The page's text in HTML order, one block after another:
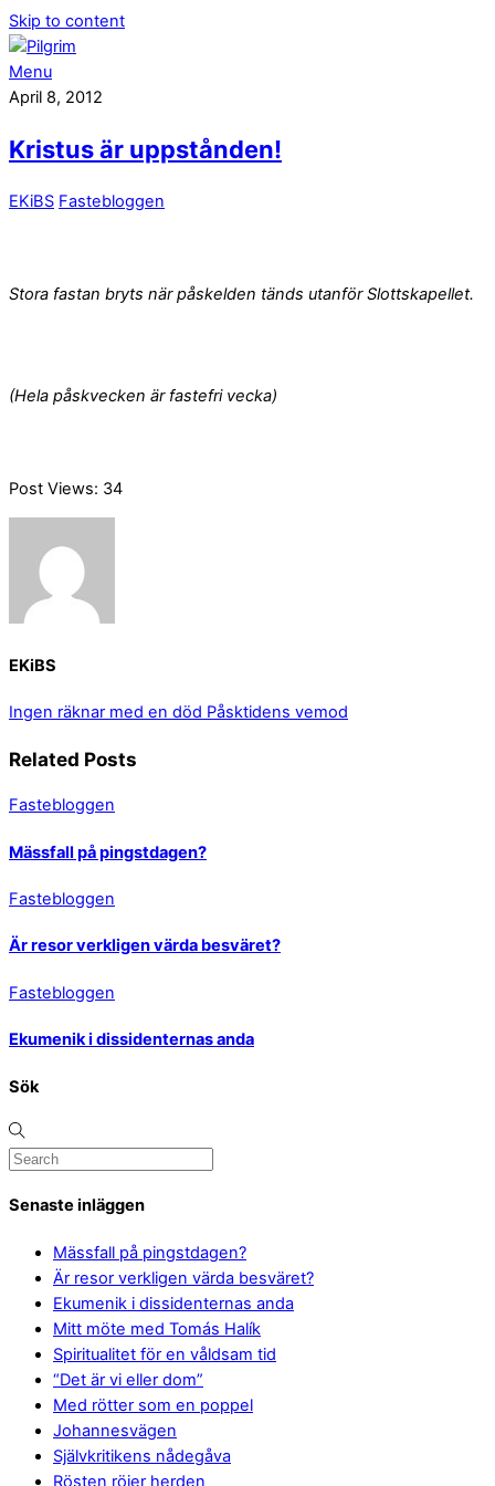
Skip to content
Menu
April 8, 2012
Kristus är uppstånden!
EKiBS Fastebloggen
Stora fastan bryts när påskelden tänds utanför Slottskapellet.
(Hela påskvecken är fastefri vecka)
Post Views: 34
EKiBS
Ingen räknar med en död Påsktidens vemod
Related Posts
Fastebloggen
Mässfall på pingstdagen?
Fastebloggen
Är resor verkligen värda besväret?
Fastebloggen
Ekumenik i dissidenternas anda
Sök
Senaste inläggen
Mässfall på pingstdagen?
Är resor verkligen värda besväret?
Ekumenik i dissidenternas anda
Mitt möte med Tomás Halík
Spiritualitet för en våldsam tid
“Det är vi eller dom”
Med rötter som en poppel
Johannesvägen
Självkritikens nådegåva
Rösten röjer herden